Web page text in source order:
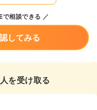
で相談できる
してみる
を受け取る